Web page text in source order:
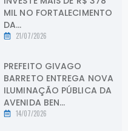
MIL NO FORTALECIMENTO
DA...
21/07/2026
PREFEITO GIVAGO
BARRETO ENTREGA NOVA
ILUMINAÇÃO PÚBLICA DA
AVENIDA BEN...
14/07/2026